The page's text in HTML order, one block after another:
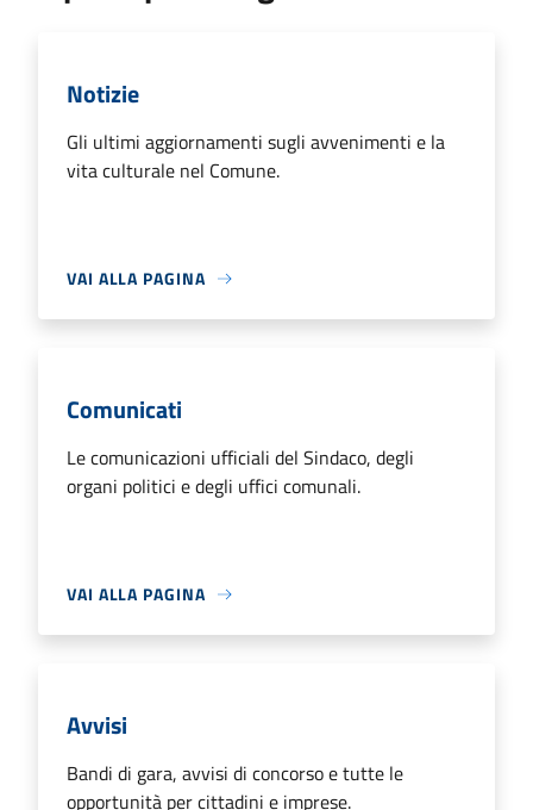
Notizie
Gli ultimi aggiornamenti sugli avvenimenti e la
vita culturale nel Comune.
VAI ALLA PAGINA
Comunicati
Le comunicazioni ufficiali del Sindaco, degli
organi politici e degli uffici comunali.
VAI ALLA PAGINA
Avvisi
Bandi di gara, avvisi di concorso e tutte le
opportunità per cittadini e imprese.